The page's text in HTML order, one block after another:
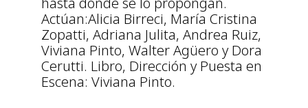
Actúan:Alicia Birreci, María Cristina
Zopatti, Adriana Julita, Andrea Ruiz,
Viviana Pinto, Walter Agüero y Dora
Cerutti. Libro, Dirección y Puesta en
Escena: Viviana Pinto.